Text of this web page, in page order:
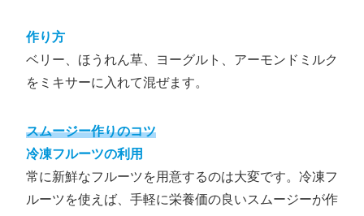
作り方
ベリー、ほうれん草、ヨーグルト、アーモンドミルク
をミキサーに入れて混ぜます。
スムージー作りのコツ
冷凍フルーツの利用
常に新鮮なフルーツを用意するのは大変です。冷凍フ
ルーツを使えば、手軽に栄養価の良いスムージーが作